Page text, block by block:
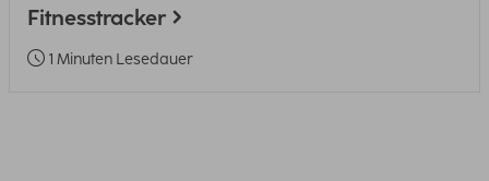
Fitnesstracker
1 Minuten Lesedauer